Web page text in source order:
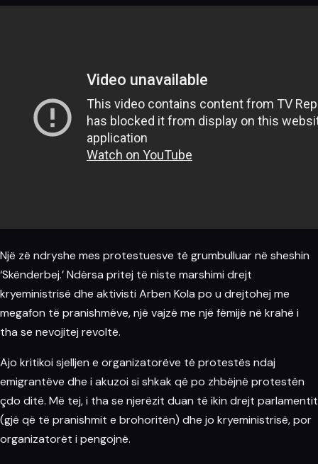
Një zë ndryshe mes protestuesve të grumbulluar në sheshin
‘Skënderbej.’ Ndërsa pritej të niste marshimi drejt
kryeministrisë dhe aktivisti Arben Kola po u drejtohej me
megafon të pranishmëve, një vajzë me një fëmijë në krahë i
tha se nevojitej revoltë.
Ajo kritikoi sjelljen e organizatorëve të protestës ndaj
emigrantëve dhe i akuzoi si shkak që po zhbëjnë protestën
çdo ditë. Më tej, i tha se njerëzit duan të ikin drejt parlamentit
(gjë që të pranishmit e brohoritën) dhe jo kryeministrisë, por
organizatorët i pengojnë.